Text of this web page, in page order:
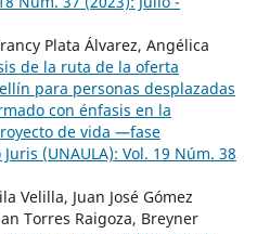
Plata Álvarez, Angélica
de la ruta de la oferta
para personas desplazadas
con énfasis en la
de vida —fase
Juris (UNAULA): Vol. 19 Núm. 38
Velilla, Juan José Gómez
Torres Raigoza, Breyner